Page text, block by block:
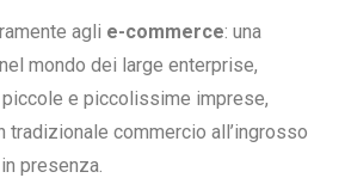
agli e-commerce: una
mondo dei large enterprise,
e piccolissime imprese,
tradizionale commercio all’ingrosso
presenza.